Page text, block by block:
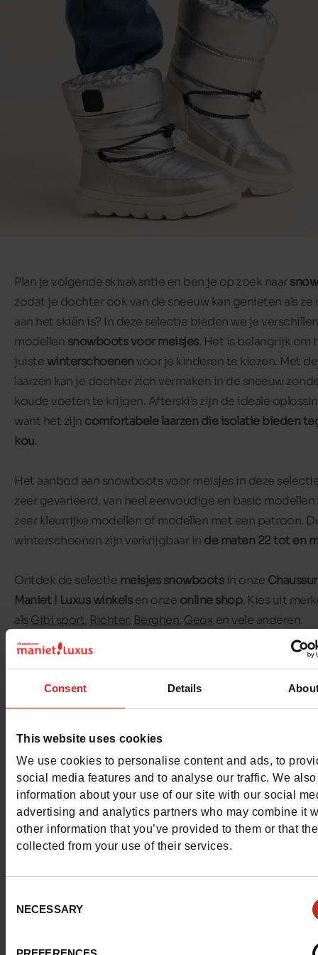
Consent Details
This website uses cookies
We use cookies to personalise content and ads, to
social media features and to analyse our traffic. We
information about your use of our site with our social
advertising and analytics partners who may combine it
other information that you’ve provided to them or that
collected from your use of their services.
Selection
NECESSARY
Plan je volgende skivakantie en ben je op zoek naar
zodat je dochter ook van de sneeuw kan genieten als ze
aan het skiën is? In deze selectie bieden we je
modellen snowbootsvoor meisjes. Het is belangrijk om
juiste winterschoenen voor je kinderen te kiezen. Met
laarzen kan je dochter zich vermaken in de sneeuw
koude voeten te krijgen. Afterski's zijn de ideale
want het zijn comfortabele laarzen die isolatie bieden
kou.
Het aanbod aan snowboots voor meisjes in deze
zeer gevarieerd, van heel eenvoudige en basic
zeer kleurrijke modellen of modellen met een patroon.
winterschoenen zijn verkrijgbaar in de maten 22 tot en
Ontdek de selectie meisjes snowbootsin onze
Maniet ! Luxus winkelsen onze online shop. Kies uit
alsGibi sport, Richter, Berghen, Geox en vele anderen.
Plan je volgende skivakantie en ben je op
genieten als ze niet aan het skiën is? In deze
bieden we je verschillende modellen
snowbootsvoor meisjes. Het is belangrijk om
juistewinterschoenenvoor je kinderen te
Met de juiste laarzen kan je dochter zich
in de sneeuw zonder koude voeten te krijgen.
Afterski's zijn de ideale oplossing, want het
comfortabele laarzen
die isolatie bieden